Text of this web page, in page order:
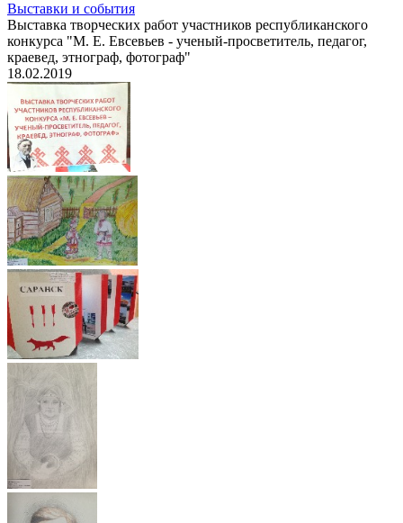
Выставки и события
Выставка творческих работ участников республиканского
конкурса "М. Е. Евсевьев - ученый-просветитель, педагог,
краевед, этнограф, фотограф"
18.02.2019